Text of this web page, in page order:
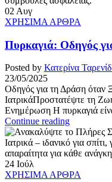
02 Αυγ
ΧΡΗΣΙΜΑ ΑΡΘΡΑ
Πυρκαγιά: Οδηγός
Posted by Κατερίνα
23/05/2025
Οδηγός για τη Δράση όταν
ΙατρικάΠροστατέψτε τη
Ενημέρωση Η πυρκαγιά
Continue reading
24 Ιούλ
ΧΡΗΣΙΜΑ ΑΡΘΡΑ